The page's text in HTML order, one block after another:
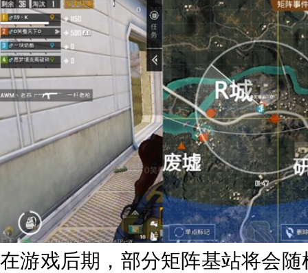
在游戏后期，部分矩阵基站将会